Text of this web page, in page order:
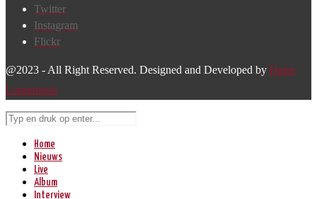
Twitter
Instagram
Flickr
@2023 - All Right Reserved. Designed and Developed by Harm
Lourenssen
Home
Nieuws
Live
Album
Interview